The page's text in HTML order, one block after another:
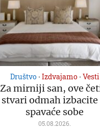
Društvo • Izdvajamo • Vesti
Za mirniji san, ove
stvari odmah izbacite
spavaće sobe
05.08.2026.